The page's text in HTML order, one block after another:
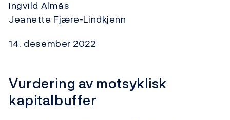
Ingvild Almås
Jeanette Fjære-Lindkjenn
14. desember 2022
Vurdering av motsyklisk
kapitalbuffer